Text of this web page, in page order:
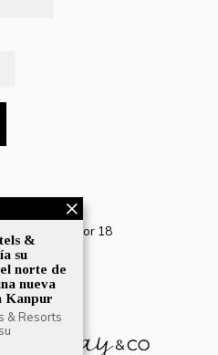
Phase 2, Sector 18
&
su
norte de
nueva
Kanpur
& Resorts